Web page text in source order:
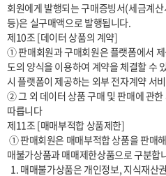
회원에게 발행되는 구매증빙서(세금계
등)은 실구매액으로 발행됩니다.
제10조 [데이터 상품의 계약]
① 판매회원과 구매회원은 플랫폼에서
도의 양식을 이용하여 계약을 체결할 수
시 플랫폼이 제공하는 외부 전자계약 서
② 그 외 데이터 상품 구매 및 판매에 관
따릅니다
제11조 [매매부적합 상품제한]
매불가상품과 매매제한상품으로 구분합